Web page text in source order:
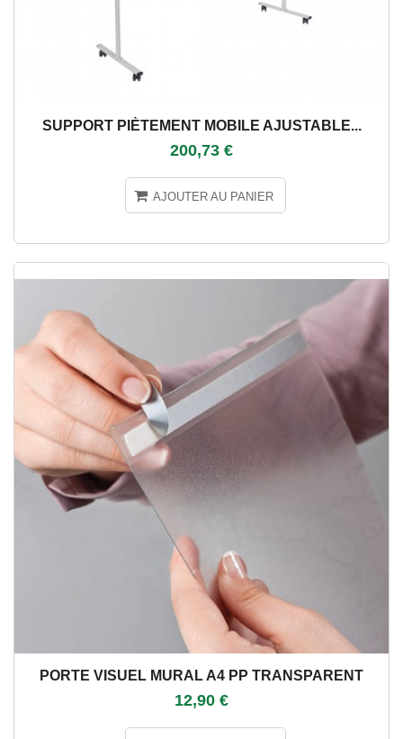
SUPPORT PIÈTEMENT MOBILE AJUSTABLE...
200,73 €
AJOUTER AU PANIER
PORTE VISUEL MURAL A4 PP TRANSPARENT
12,90 €